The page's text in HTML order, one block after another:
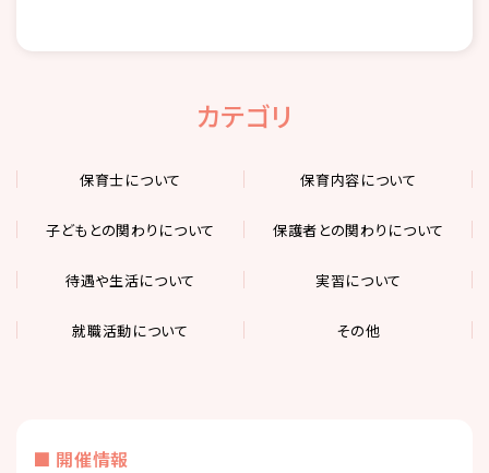
カテゴリ
保育士について 保育内容について
子どもとの関わりについて 保護者との関わりについて
待遇や生活について 実習について
就職活動について その他
■ 開催情報